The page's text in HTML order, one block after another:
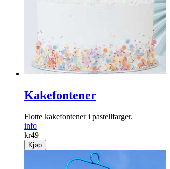
Kakefontener
Flotte kakefontener i pastellfarger.
info
kr49
Kjøp